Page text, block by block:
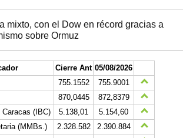
mixto, con el Dow en récord gracias a
sobre Ormuz
Cierre Ant 05/08/2026
755.1552
755.9001
870,0445
872,8379
Caracas (IBC)
5.138,01
5.154,60
(MMBs.)
2.328.582
2.390.884